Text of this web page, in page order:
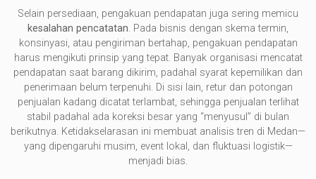
Selain persediaan, pengakuan pendapatan juga sering memicu
kesalahan pencatatan. Pada bisnis dengan skema termin,
konsinyasi, atau pengiriman bertahap, pengakuan pendapatan
harus mengikuti prinsip yang tepat. Banyak organisasi mencatat
pendapatan saat barang dikirim, padahal syarat kepemilikan dan
penerimaan belum terpenuhi. Di sisi lain, retur dan potongan
penjualan kadang dicatat terlambat, sehingga penjualan terlihat
stabil padahal ada koreksi besar yang “menyusul” di bulan
berikutnya. Ketidakselarasan ini membuat analisis tren di Medan—
yang dipengaruhi musim, event lokal, dan fluktuasi logistik—
menjadi bias.